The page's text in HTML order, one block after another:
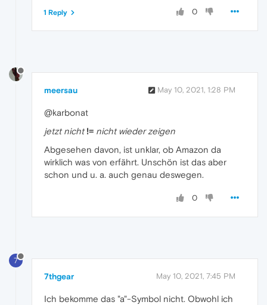
0
1 Reply
meersau May 10, 2021, 1:28 PM
@karbonat
jetzt nicht != nicht wieder zeigen
Abgesehen davon, ist unklar, ob Amazon da
wirklich was von erfährt. Unschön ist das aber
schon und u. a. auch genau deswegen.
0
7
7thgear May 10, 2021, 7:45 PM
Ich bekomme das "a"-Symbol nicht. Obwohl ich